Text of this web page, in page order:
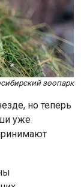
уже
корм и уносить
и
Если
его
но